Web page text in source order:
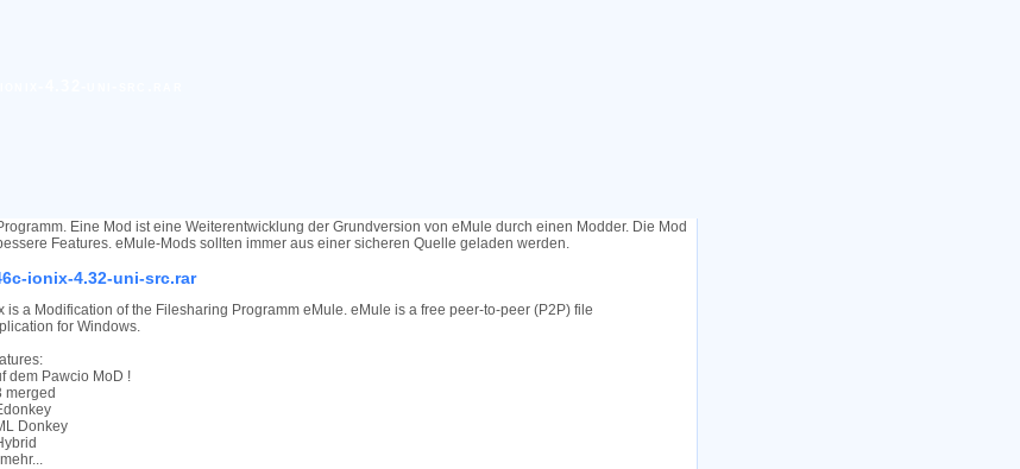
Eine Mod ist eine Weiterentwicklung der Grundversion von eMule durch einen Modder. Die Mod
Features. eMule-Mods sollten immer aus einer sicheren Quelle geladen werden.
ionix-4.32-uni-src.rar
is a Modification of the Filesharing Programm eMule. eMule is a free peer-to-peer (P2P) file
for Windows.
dem Pawcio MoD !
merged
Donkey